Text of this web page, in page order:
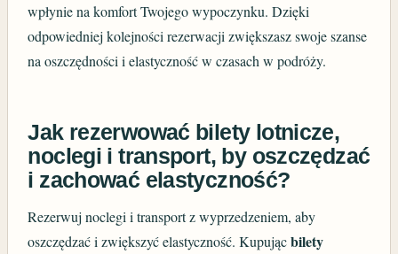
wpłynie na komfort Twojego wypoczynku. Dzięki
odpowiedniej kolejności rezerwacji zwiększasz swoje szanse
na oszczędności i elastyczność w czasach w podróży.
Jak rezerwować bilety lotnicze,
noclegi i transport, by oszczędzać
i zachować elastyczność?
Rezerwuj noclegi i transport z wyprzedzeniem, aby
oszczędzać i zwiększyć elastyczność. Kupującbilety